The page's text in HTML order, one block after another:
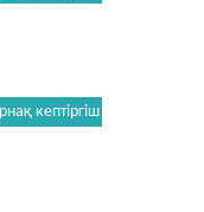
кептіргіш